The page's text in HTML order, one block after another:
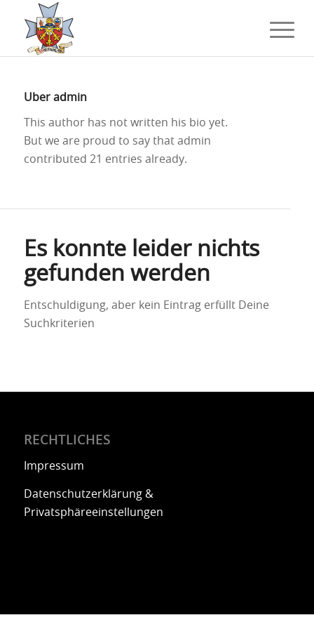
Über admin
This author has not written his bio yet.
But we are proud to say that admin
contributed 21 entries already.
Es konnte leider nichts
gefunden werden
Entschuldigung, aber kein Eintrag erfüllt Deine
Suchkriterien
RECHTLICHES
Impressum
Datenschutzerklärung &
Privatsphäreeinstellungen